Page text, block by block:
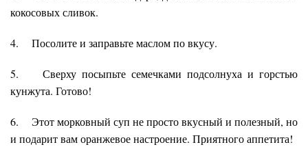
кокосовых сливок.
4. Посолите и заправьте маслом по вкусу.
5. Сверху посыпьте семечками подсолнуха и горстью
кунжута. Готово!
6. Этот морковный суп не просто вкусный и полезный, но
и подарит вам оранжевое настроение. Приятного аппетита!